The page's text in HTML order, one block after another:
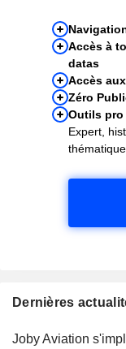
Accès à
datas
Accès
Zéro
Outils pro
Expert,
Dernières
Joby Aviation